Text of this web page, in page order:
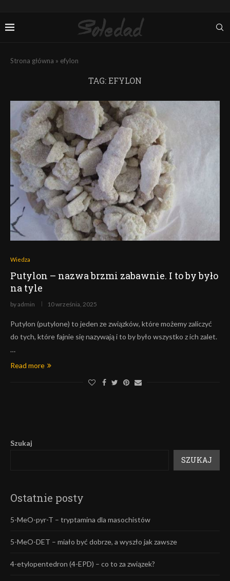
Strona główna » efylon
TAG:EFYLON
Wiedza
Putylon – nazwa brzmi zabawnie. I to by było
na tyle
byadmin 10 września, 2025
Putylon (putylone) to jeden ze związków, które możemy zaliczyć
do tych, które fajnie się nazywają i to by było wszystko z ich zalet.
…
Read more
Szukaj
SZUKAJ
Ostatnie posty
5-MeO-pyr-T – tryptamina dla masochistów
5-MeO-DET – miało być dobrze, a wyszło jak zawsze
4-etylopentedron (4-EPD) – co to za związek?